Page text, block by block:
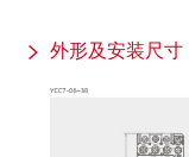
外形及安装尺寸